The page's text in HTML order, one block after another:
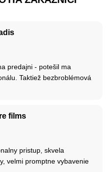
predajni - potešil ma
Taktiež bezbroblémová
films
pristup, skvela
velmi promptne vybavenie